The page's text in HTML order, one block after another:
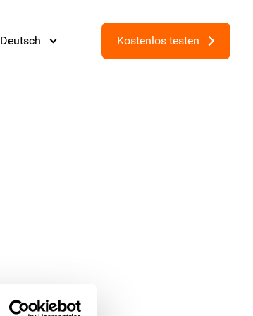
Deutsch Kostenlos testen